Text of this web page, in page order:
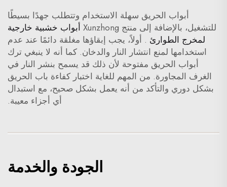
أبواب الحريق سهلة الاستخدام وتتطلب جهدًا بسيطًا
للتشغيل، بالإضافة إلى منتج Xunzhong
أبواب خشبية خارجية
لمخرج الطوارئ . أولاً، يجب إبقاؤها مغلقة دائمًا عند عدم
استخدامها لمنع انتشار النار والدخان. كما أنه لا ينبغي ترك
أبواب الحريق مفتوحة لأن ذلك قد يسمح بنشر النار في
الغرف المجاورة. من المهم للغاية اختبار كفاءة باب الحريق
بشكل دوري والتأكد من أنه يعمل بشكل صحيح، مع استبدال
أي أجزاء معيبة.
الجودة والخدمة